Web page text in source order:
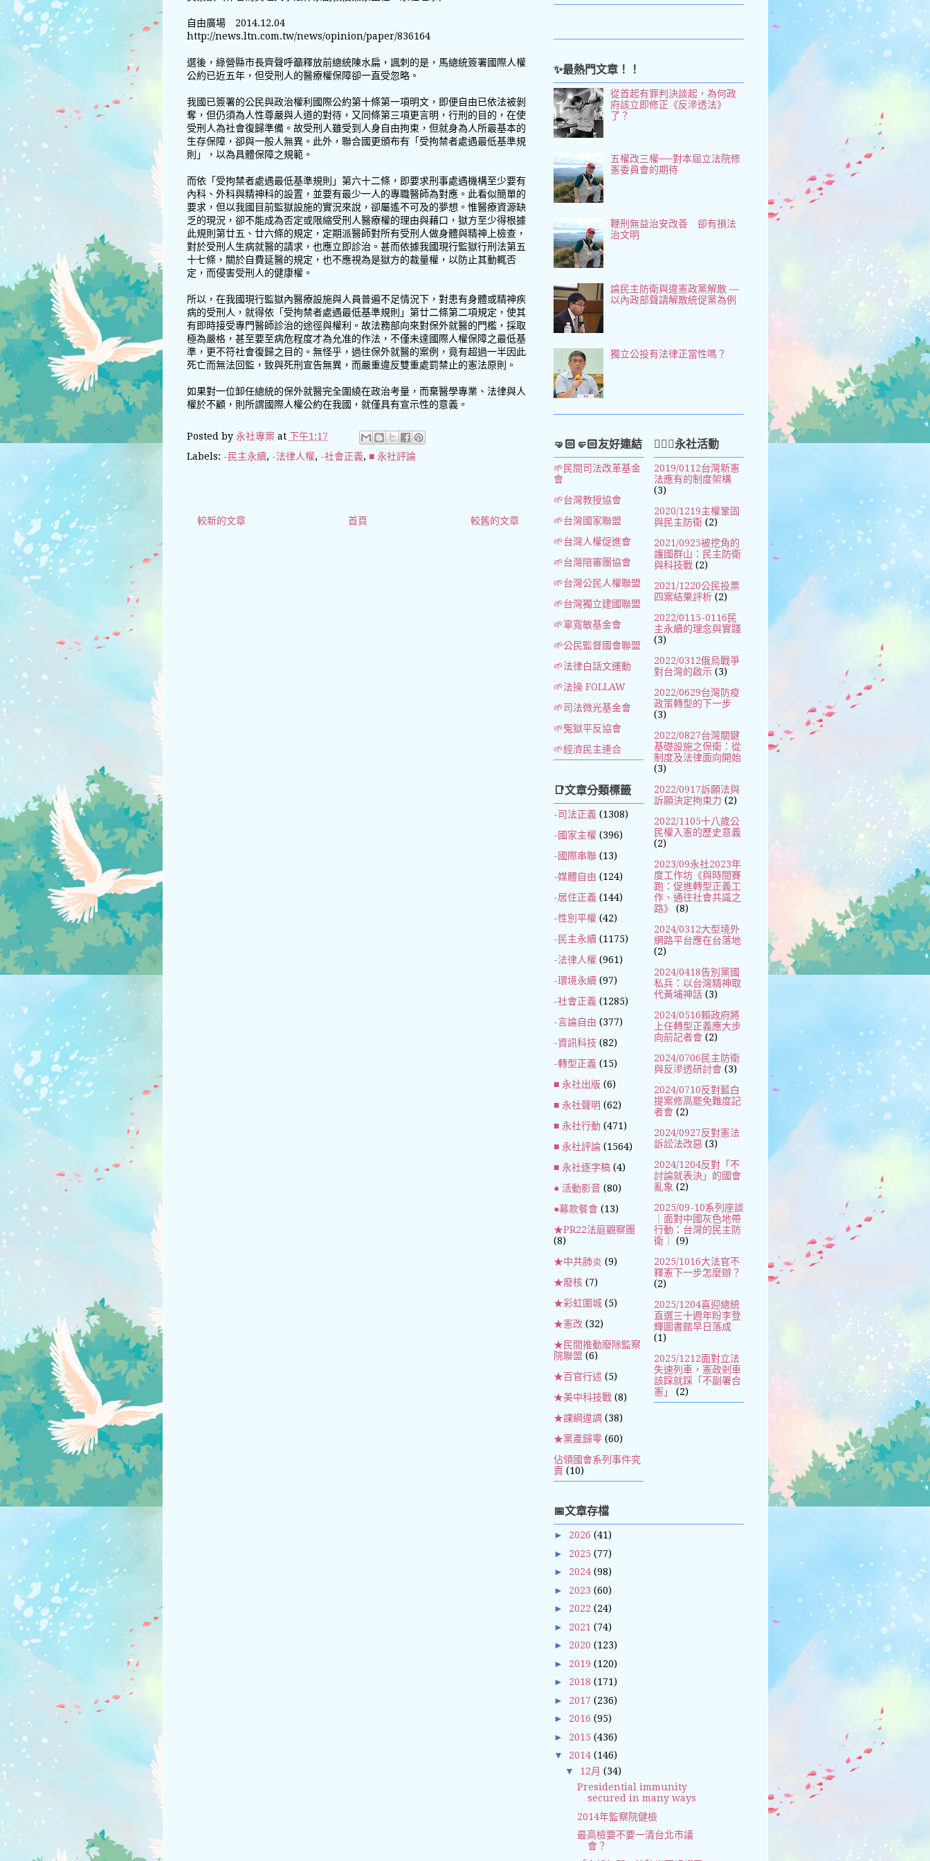
自由廣場 2014.12.04
http://news.ltn.com.tw/news/opinion/paper/836164
選後，綠營縣市長齊聲呼籲釋放前總統陳水扁，諷刺的是，馬總統簽署國際人權
公約已近五年，但受刑人的醫療權保障卻一直受忽略。
我國已簽署的公民與政治權利國際公約第十條第一項明文，即便自由已依法被剝
奪，但仍須為人性尊嚴與人道的對待，又同條第三項更言明，行刑的目的，在使
受刑人為社會復歸準備。故受刑人雖受到人身自由拘束，但就身為人所最基本的
生存保障，卻與一般人無異。此外，聯合國更頒布有「受拘禁者處遇最低基準規
則」，以為具體保障之規範。
而依「受拘禁者處遇最低基準規則」第六十二條，即要求刑事處遇機構至少要有
內科、外科與精神科的設置，並要有最少一人的專職醫師為對應。此看似簡單的
要求，但以我國目前監獄設施的實況來說，卻屬遙不可及的夢想。惟醫療資源缺
乏的現況，卻不能成為否定或限縮受刑人醫療權的理由與藉口，獄方至少得根據
此規則第廿五、廿六條的規定，定期派醫師對所有受刑人做身體與精神上檢查，
對於受刑人生病就醫的請求，也應立即診治。甚而依據我國現行監獄行刑法第五
十七條，關於自費延醫的規定，也不應視為是獄方的裁量權，以防止其動輒否
定，而侵害受刑人的健康權。
所以，在我國現行監獄內醫療設施與人員普遍不足情況下，對患有身體或精神疾
病的受刑人，就得依「受拘禁者處遇最低基準規則」第廿二條第二項規定，使其
有即時接受專門醫師診治的途徑與權利。故法務部向來對保外就醫的門檻，採取
極為嚴格，甚至要至病危程度才為允准的作法，不僅未達國際人權保障之最低基
準，更不符社會復歸之目的。無怪乎，過往保外就醫的案例，竟有超過一半因此
死亡而無法回監，致與死刑宣告無異，而嚴重違反雙重處罰禁止的憲法原則。
如果對一位卸任總統的保外就醫完全圍繞在政治考量，而棄醫學專業、法律與人
權於不顧，則所謂國際人權公約在我國，就僅具有宣示性的意義。
Posted by 永社專案 at 下午1:17
Labels: -民主永續, -法律人權, -社會正義, ■ 永社評論
較新的文章 較舊的文章
首頁
✨最熱門文章！！
從首起有罪判決談起，為何政
府該立即修正《反滲透法》
了？
五權改三權──對本屆立法院修
憲委員會的期待
鞭刑無益治安改善 卻有損法
治文明
論民主防衛與違憲政黨解散 —
以內政部聲請解散統促黨為例
獨立公投有法律正當性嗎？
🤜🏻🤛🏻友好連結
🌱民間司法改革基金
會
🌱台灣教授協會
🌱台灣國家聯盟
🌱台灣人權促進會
🌱台灣陪審團協會
🌱台灣公民人權聯盟
🌱台灣獨立建國聯盟
🌱辜寬敏基金會
🌱公民監督國會聯盟
🌱法律白話文運動
🌱法操 FOLLAW
🌱司法微光基金會
🌱冤獄平反協會
🌱經濟民主連合
📑文章分類標籤
-司法正義 (1308)
-國家主權 (396)
-國際串聯 (13)
-媒體自由 (124)
-居住正義 (144)
-性別平權 (42)
-民主永續 (1175)
-法律人權 (961)
-環境永續 (97)
-社會正義 (1285)
-言論自由 (377)
-資訊科技 (82)
-轉型正義 (15)
■ 永社出版 (6)
■ 永社聲明 (62)
■ 永社行動 (471)
■ 永社評論 (1564)
■ 永社逐字稿 (4)
● 活動影音 (80)
●募款餐會 (13)
★PR22法庭觀察團
(8)
★中共肺炎 (9)
★廢核 (7)
★彩虹圍城 (5)
★憲改 (32)
★民間推動廢除監察
院聯盟 (6)
★百官行述 (5)
★美中科技戰 (8)
★課綱違調 (38)
★黨產歸零 (60)
佔領國會系列事件究
責 (10)
🧚🏻‍♀️永社活動
2019/0112台灣新憲
法應有的制度架構
(3)
2020/1219主權鞏固
與民主防衛 (2)
2021/0925被挖角的
護國群山：民主防衛
與科技戰 (2)
2021/1220公民投票
四案結果評析 (2)
2022/0115-0116民
主永續的理念與實踐
(3)
2022/0312俄烏戰爭
對台灣的啟示 (3)
2022/0629台灣防疫
政策轉型的下一步
(3)
2022/0827台灣關鍵
基礎設施之保衛：從
制度及法律面向開始
(3)
2022/0917訴願法與
訴願決定拘束力 (2)
2022/1105十八歲公
民權入憲的歷史意義
(2)
2023/09永社2023年
度工作坊《與時間賽
跑：促進轉型正義工
作、通往社會共識之
路》
(8)
2024/0312大型境外
網路平台應在台落地
(2)
2024/0418告別黨國
私兵：以台灣精神取
代黃埔神話 (3)
2024/0516賴政府將
上任轉型正義應大步
向前記者會 (2)
2024/0706民主防衛
與反滲透研討會 (3)
2024/0710反對藍白
提案修高罷免難度記
者會 (2)
2024/0927反對憲法
訴訟法改惡 (3)
2024/1204反對「不
討論就表決」的國會
亂象 (2)
2025/09-10系列座談
｜面對中國灰色地帶
行動：台灣的民主防
衛｜
(9)
2025/1016大法官不
釋憲下一步怎麼辦？
(2)
2025/1204喜迎總統
直選三十週年盼李登
輝圖書館早日落成
(1)
2025/1212面對立法
失速列車，憲政剎車
該踩就踩「不副署合
憲」
(2)
📅文章存檔
► 2026 (41)
► 2025 (77)
► 2024 (98)
► 2023 (60)
► 2022 (24)
► 2021 (74)
► 2020 (123)
► 2019 (120)
► 2018 (171)
► 2017 (236)
► 2016 (95)
► 2015 (436)
▼ 2014 (146)
▼ 12月(34)
Presidential immunity
secured in many ways
2014年監察院健檢
最高檢要不要一清台北市議
會？